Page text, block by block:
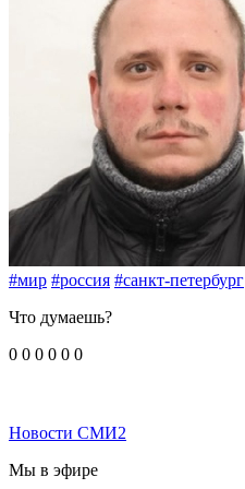
#мир #россия #санкт-петербург
Что думаешь?
0 0 0 0 0 0
Новости СМИ2
Мы в эфире